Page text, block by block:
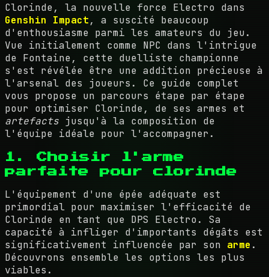
Clorinde, la nouvelle force Electro dans
Genshin Impact, a suscité beaucoup
d'enthousiasme parmi les amateurs du jeu.
Vue initialement comme NPC dans l'intrigue
de Fontaine, cette duelliste championne
s'est révélée être une addition précieuse à
l'arsenal des joueurs. Ce guide complet
vous propose un parcours étape par étape
pour optimiser Clorinde, de ses armes et
artefacts jusqu'à la composition de
l'équipe idéale pour l'accompagner.
1. Choisir l'arme
parfaite pour clorinde
L'équipement d'une épée adéquate est
primordial pour maximiser l'efficacité de
Clorinde en tant que DPS Electro. Sa
capacité à infliger d'importants dégâts est
significativement influencée par son arme .
Découvrons ensemble les options les plus
viables.